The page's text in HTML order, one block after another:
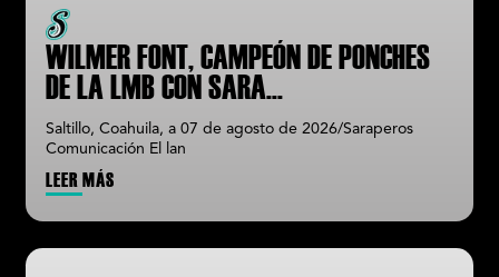
WILMER FONT, CAMPEÓN DE PONCHES
DE LA LMB CON SARA
Saltillo, Coahuila, a 07 de agosto de 2026/Saraperos
Comunicación El lan
LEER MÁS